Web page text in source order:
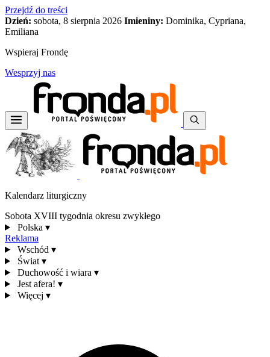
Przejdź do treści
Dzień: sobota, 8 sierpnia 2026 Imieniny: Dominika, Cypriana,
Emiliana
Wspieraj Frondę
Wesprzyj nas
Kalendarz liturgiczny
Sobota XVIII tygodnia okresu zwykłego
Polska ▾
Reklama
Wschód ▾
Świat ▾
Duchowość i wiara ▾
Jest afera! ▾
Więcej ▾